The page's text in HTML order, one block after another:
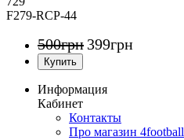
F279-RCP-44
500грн 399грн
Информация
Кабинет
Контакты
Про магазин 4football